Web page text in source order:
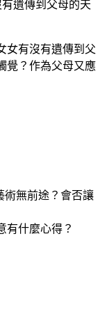
遺傳到父母的天
女有沒有遺傳到父
覺？作為父母又應
術無前途？會否讓
有什麼心得？